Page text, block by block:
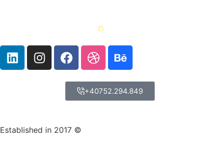
+40752.294.849
Established in 2017 ©